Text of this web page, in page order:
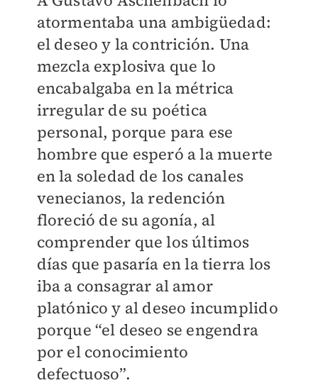
atormentaba una ambigüedad:
el deseo y la contrición. Una
mezcla explosiva que lo
encabalgaba en la métrica
irregular de su poética
personal, porque para ese
hombre que esperó a la muerte
en la soledad de los canales
venecianos, la redención
floreció de su agonía, al
comprender que los últimos
días que pasaría en la tierra los
iba a consagrar al amor
platónico y al deseo incumplido
porque “el deseo se engendra
por el conocimiento
defectuoso”.